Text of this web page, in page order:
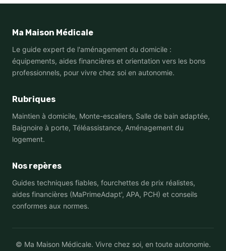
Ma Maison Médicale
Le guide expert de l'aménagement du domicile :
équipements, aides financières et orientation vers les bons
professionnels, pour vivre chez soi en autonomie.
Rubriques
Maintien à domicile, Monte-escaliers, Salle de bain adaptée,
Baignoire à porte, Téléassistance, Aménagement du
logement.
Nos repères
Guides techniques fiables, fourchettes de prix réalistes,
aides financières (MaPrimeAdapt', APA, PCH) et conseils
conformes aux normes.
© Ma Maison Médicale. Vivre chez soi, en toute autonomie.